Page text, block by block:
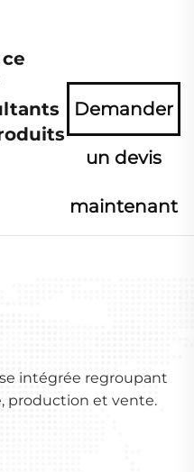
Demander
un devis
maintenant
intégrée regroupant
production et vente.